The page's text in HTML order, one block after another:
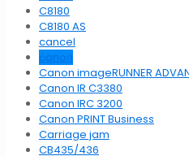
C8180
C8180 AS
cancel
canon
Canon imageRUNNER
Canon IR C3380
Canon IRC 3200
Canon PRINT Business
Carriage jam
CB435/436